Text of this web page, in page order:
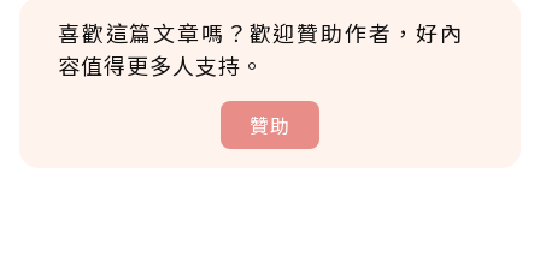
喜歡這篇文章嗎？歡迎贊助作者，好內
容值得更多人支持。
贊助